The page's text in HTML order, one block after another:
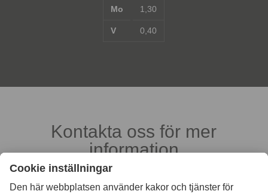
Mo
V
1,30
0,40
Kontakta oss för mer
information
Kontakt